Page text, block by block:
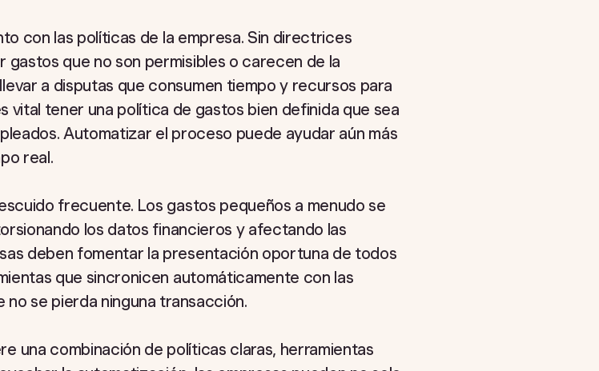
con las políticas de la empresa. Sin directrices
que no son permisibles o carecen de la
a disputas que consumen tiempo y recursos para
vital tener una política de gastos bien definida que sea
Automatizar el proceso puede ayudar aún más
real.
frecuente. Los gastos pequeños a menudo se
los datos financieros y afectando las
deben fomentar la presentación oportuna de todos
que sincronicen automáticamente con las
se pierda ninguna transacción.
una combinación de políticas claras, herramientas